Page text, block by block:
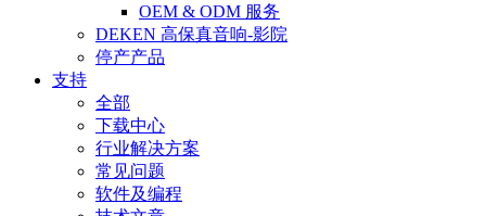
OEM & ODM 服务
DEKEN 高保真音响-影院
停产产品
支持
全部
下载中心
行业解决方案
常见问题
软件及编程